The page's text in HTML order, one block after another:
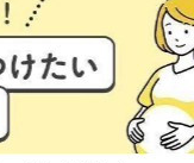
り♪ 「ウール